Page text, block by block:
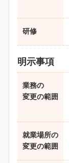
研修
明示事項
業務の
変更の範囲
就業場所の
変更の範囲